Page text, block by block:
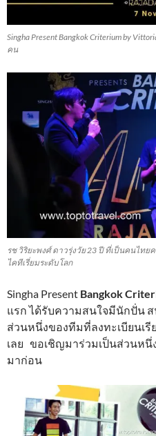
Singha Present Bangkok Criterium by
คน
รช วิริยะพงศ์ ดาวรุ่งวัย 23 ปี ที่เป็นคนไท
ไคทีเรี่ยมระดับโลก
Singha Present Bangkok
แรก ได้รับความสนใจมีนักปั่น
ส่วนหนึ่งของทีมที่ลงทะเบียนเรี
เลย ขอเชิญมาร่วมเป็นส่วนห
มาก่อน